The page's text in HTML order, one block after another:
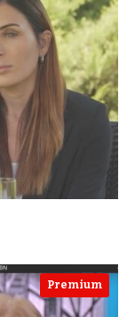
Premium